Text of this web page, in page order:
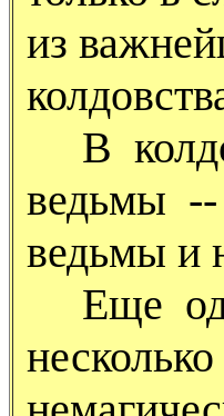
из
В
ведьмы --
ведьмы и
Еще